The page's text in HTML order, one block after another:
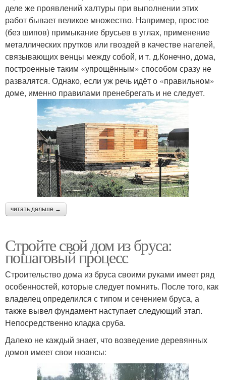
деле же проявлений халтуры при выполнении этих
работ бывает великое множество. Например, простое
(без шипов) примыкание брусьев в углах, применение
металлических прутков или гвоздей в качестве нагелей,
связывающих венцы между собой, и т. д.Конечно, дома,
построенные таким «упрощённым» способом сразу не
развалятся. Однако, если уж речь идёт о «правильном»
доме, именно правилами пренебрегать и не следует.
читать дальше →
Стройте свой дом из бруса:
пошаговый процесс
Строительство дома из бруса своими руками имеет ряд
особенностей, которые следует помнить. После того, как
владелец определился с типом и сечением бруса, а
также вывел фундамент наступает следующий этап.
Непосредственно кладка сруба.
Далеко не каждый знает, что возведение деревянных
домов имеет свои нюансы: